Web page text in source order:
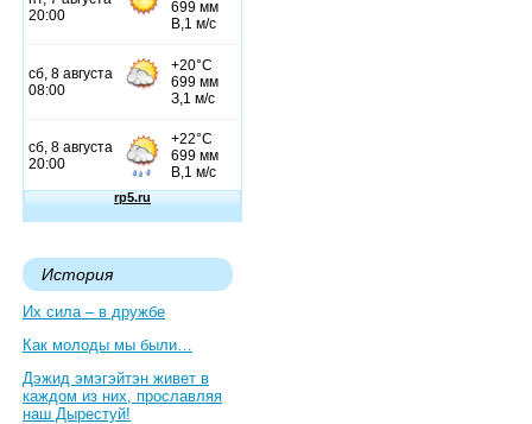
История
Их сила – в дружбе
Как молоды мы были…
Дэжид эмэгэйтэн живет в
каждом из них, прославляя
наш Дырестуй!